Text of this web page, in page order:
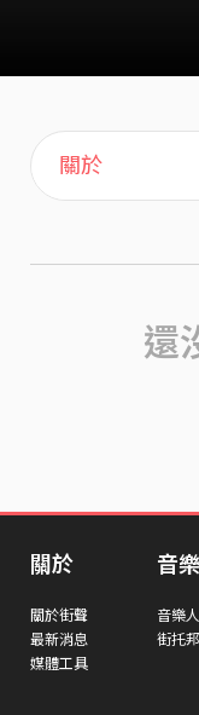
主頁
喜歡
關於
還
關於
關於街聲
最新消息
媒體工具
音
音樂
街托邦